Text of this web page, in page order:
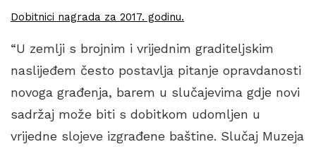
Dobitnici nagrada za 2017. godinu.
“U zemlji s brojnim i vrijednim graditeljskim
naslijeđem često postavlja pitanje opravdanosti
novoga građenja, barem u slučajevima gdje novi
sadržaj može biti s dobitkom udomljen u
vrijedne slojeve izgrađene baštine. Slučaj Muzeja